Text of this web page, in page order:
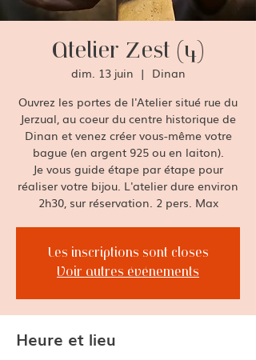
Atelier Zest (4)
dim. 13 juin
  |
Dinan
Ouvrez les portes de l'Atelier situé rue du
Jerzual, au coeur du centre historique de
Dinan et venez créer vous-même votre
bague (en argent 925 ou en laiton).
Je vous guide étape par étape pour
réaliser votre bijou. L'atelier dure environ
2h30, sur réservation. 2 pers. Max
Les inscriptions sont closes
Voir autres événements
Heure et lieu